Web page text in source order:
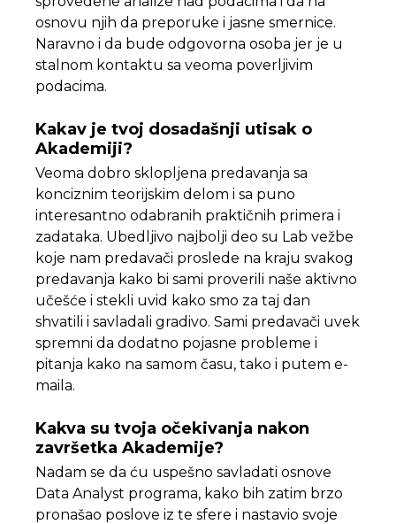
osnovu njih da preporuke i jasne smernice.
Naravno i da bude odgovorna osoba jer je u
stalnom kontaktu sa veoma poverljivim
podacima.
Kakav je tvoj dosadašnji utisak o
Akademiji?
Veoma dobro sklopljena predavanja sa
konciznim teorijskim delom i sa puno
interesantno odabranih praktičnih primera i
zadataka. Ubedljivo najbolji deo su Lab vežbe
koje nam predavači proslede na kraju svakog
predavanja kako bi sami proverili naše aktivno
učešće i stekli uvid kako smo za taj dan
shvatili i savladali gradivo. Sami predavači uvek
spremni da dodatno pojasne probleme i
pitanja kako na samom času, tako i putem e-
maila.
Kakva su tvoja očekivanja nakon
završetka Akademije?
Nadam se da ću uspešno savladati osnove
Data Analyst programa, kako bih zatim brzo
pronašao poslove iz te sfere i nastavio svoje